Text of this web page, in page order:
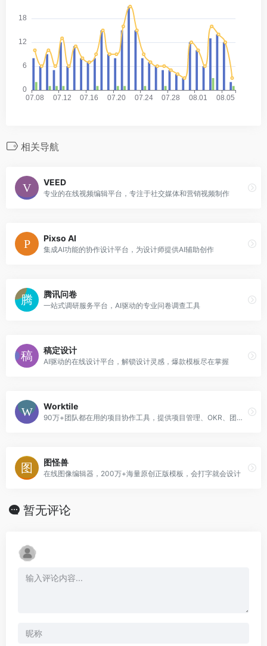
相关导航
VEED
专业的在线视频编辑平台，专注于社交媒体和营销视频制作
Pixso AI
集成AI功能的协作设计平台，为设计师提供AI辅助创作
腾讯问卷
一站式调研服务平台，AI驱动的专业问卷调查工具
稿定设计
AI驱动的在线设计平台，解锁设计灵感，爆款模板尽在掌握
Worktile
90万+团队都在用的项目协作工具，提供项目管理、OKR、团队沟通等功能
图怪兽
在线图像编辑器，200万+海量原创正版模板，会打字就会设计
暂无评论